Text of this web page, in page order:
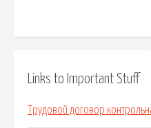
Links to Important Stuff
Трудовой договор